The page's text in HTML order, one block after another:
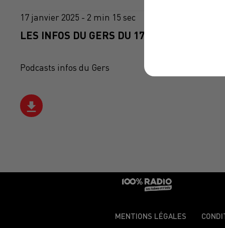
17 janvier 2025 - 2 min 15 sec
LES INFOS DU GERS DU 17/01/2025 À 11H01
Podcasts infos du Gers
MENTIONS LÉGALES